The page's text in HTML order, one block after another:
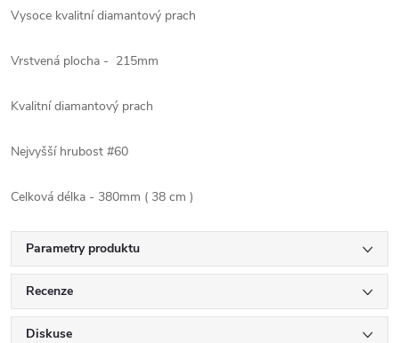
Vysoce kvalitní diamantový prach
Vrstvená plocha - 215mm
Kvalitní diamantový prach
Nejvyšší hrubost #60
Celková délka - 380mm ( 38 cm )
Parametry produktu
Recenze
Diskuse